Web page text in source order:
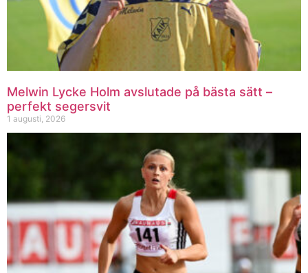
Melwin Lycke Holm avslutade på bästa sätt –
perfekt segersvit
1 augusti, 2026